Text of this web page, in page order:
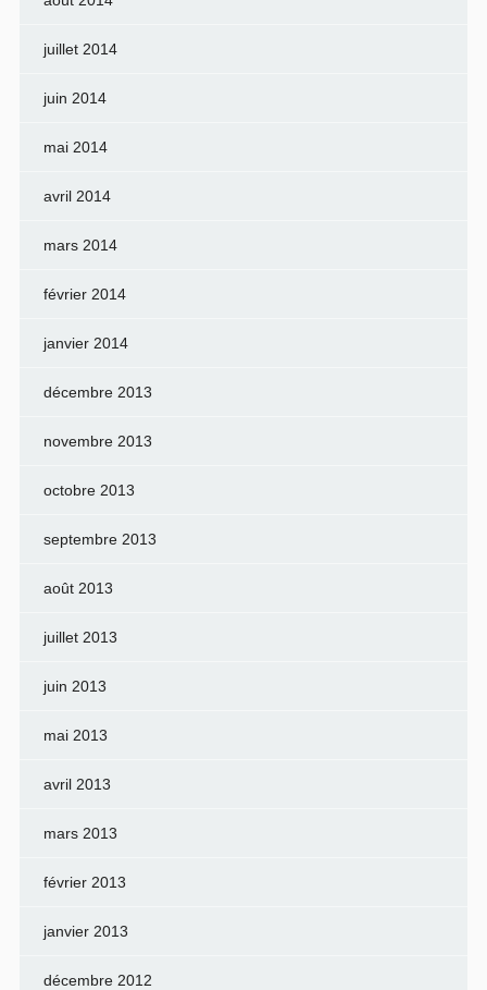
juillet 2014
juin 2014
mai 2014
avril 2014
mars 2014
février 2014
janvier 2014
décembre 2013
novembre 2013
octobre 2013
septembre 2013
août 2013
juillet 2013
juin 2013
mai 2013
avril 2013
mars 2013
février 2013
janvier 2013
décembre 2012